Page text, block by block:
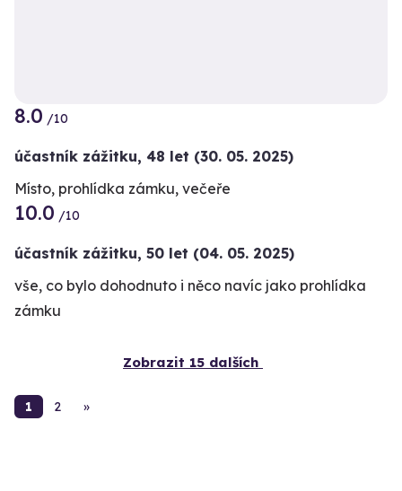
8.0 /10
účastník zážitku, 48 let (30. 05. 2025)
Místo, prohlídka zámku, večeře
10.0 /10
účastník zážitku, 50 let (04. 05. 2025)
vše, co bylo dohodnuto i něco navíc jako prohlídka
zámku
Zobrazit 15 dalších
1 2 »